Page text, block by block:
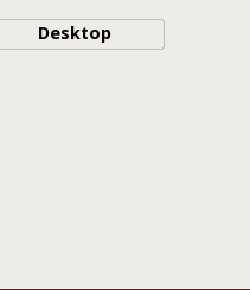
Desktop